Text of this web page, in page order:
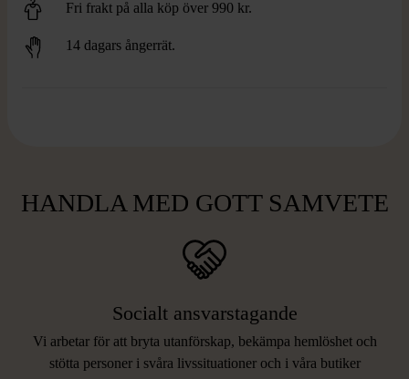
Fri frakt på alla köp över 990 kr.
14 dagars ångerrät.
HANDLA MED GOTT SAMVETE
Socialt ansvarstagande
Vi arbetar för att bryta utanförskap, bekämpa hemlöshet och
stötta personer i svåra livssituationer och i våra butiker